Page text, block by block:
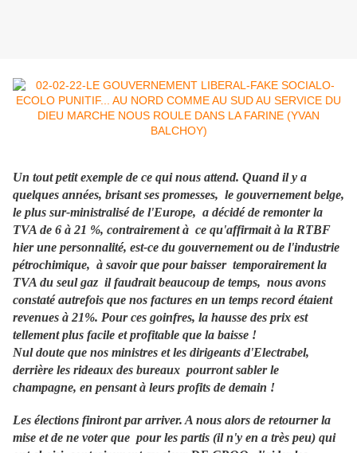
Un tout petit exemple de ce qui nous attend. Quand il y a
quelques années, brisant ses promesses, le gouvernement belge,
le plus sur-ministralisé de l'Europe, a décidé de remonter la
TVA de 6 à 21 %, contrairement à ce qu'affirmait à la RTBF
hier une personnalité, est-ce du gouvernement ou de l'industrie
pétrochimique, à savoir que pour baisser temporairement la
TVA du seul gaz il faudrait beaucoup de temps, nous avons
constaté autrefois que nos factures en un temps record étaient
revenues à 21%. Pour ces goinfres, la hausse des prix est
tellement plus facile et profitable que la baisse !
Nul doute que nos ministres et les dirigeants d'Electrabel,
derrière les rideaux des bureaux pourront sabler le
champagne, en pensant à leurs profits de demain !
Les élections finiront par arriver. A nous alors de retourner la
mise et de ne voter que pour les partis (il n'y en a très peu) qui